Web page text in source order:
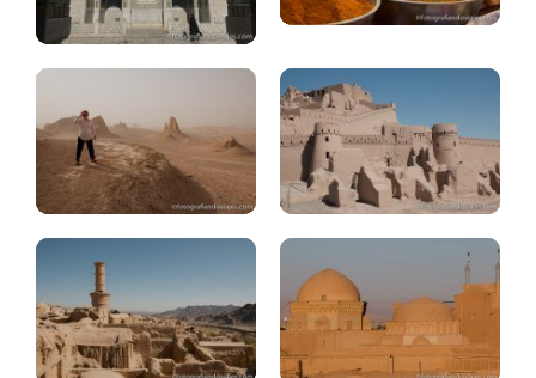
Lut
Rayen
Yazd:
alrededores
Yazd:
que
ver
Persepolis,
Naqsh
Rostam
Shiraz:
que